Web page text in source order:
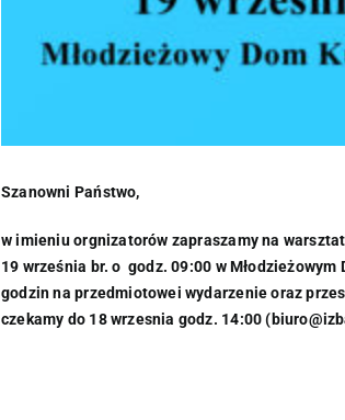
Szanowni Państwo,
w imieniu orgnizatorów zapraszamy na
19 września br. o godz. 09:00 w
godzin na przedmiotowei wydarzenie oraz
czekamy do 18 wrzesnia godz. 14:00